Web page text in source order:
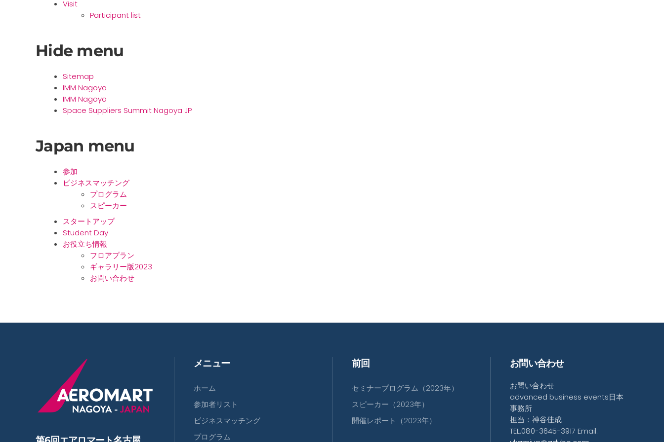
Visit
Participant list
Hide menu
Sitemap
IMM Nagoya
IMM Nagoya
Space Suppliers Summit Nagoya JP
Japan menu
参加
ビジネスマッチング
プログラム
スピーカー
スタートアップ
Student Day
お役立ち情報
フロアプラン
ギャラリー版2023
お問い合わせ
メニュー
ホーム
参加者リスト
ビジネスマッチング
プログラム
前回
セミナープログラム（2023年）
スピーカー（2023年）
開催レポート（2023年）
お問い合わせ
お問い合わせ
advanced business events日本
事務所
担当：神谷佳成
TEL.080-3645-3917 Email: